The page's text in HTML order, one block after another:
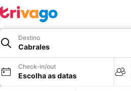
Destino
Cabrales
Check-in/out
Escolha as datas